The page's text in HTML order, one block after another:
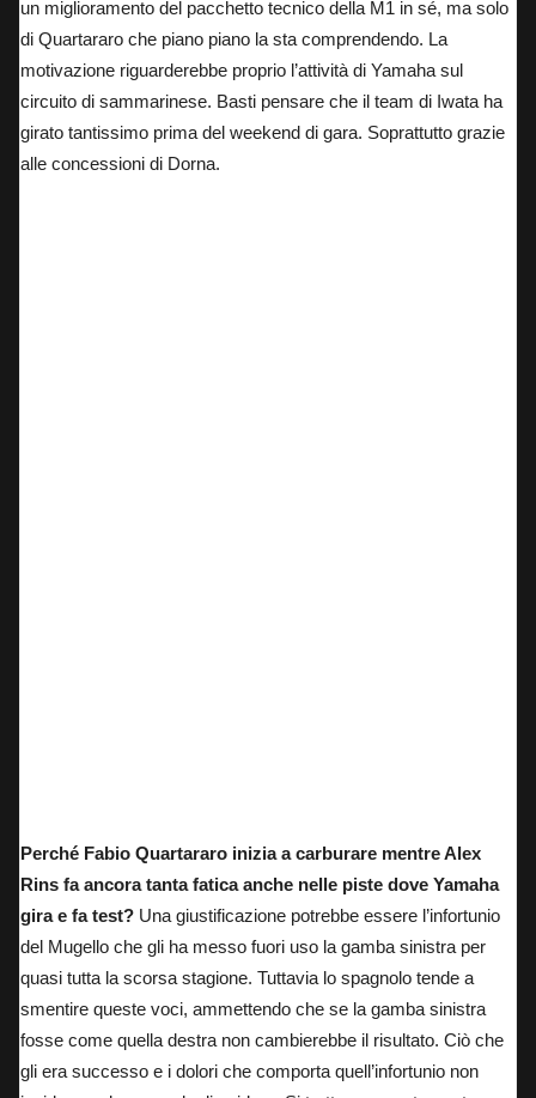
un miglioramento del pacchetto tecnico della M1 in sé, ma solo
di Quartararo che piano piano la sta comprendendo. La
motivazione riguarderebbe proprio l’attività di Yamaha sul
circuito di sammarinese. Basti pensare che il team di Iwata ha
girato tantissimo prima del weekend di gara. Soprattutto grazie
alle concessioni di Dorna.
Perché Fabio Quartararo inizia a carburare mentre Alex
Rins fa ancora tanta fatica anche nelle piste dove Yamaha
gira e fa test? Una giustificazione potrebbe essere l’infortunio
del Mugello che gli ha messo fuori uso la gamba sinistra per
quasi tutta la scorsa stagione. Tuttavia lo spagnolo tende a
smentire queste voci, ammettendo che se la gamba sinistra
fosse come quella destra non cambierebbe il risultato. Ciò che
gli era successo e i dolori che comporta quell’infortunio non